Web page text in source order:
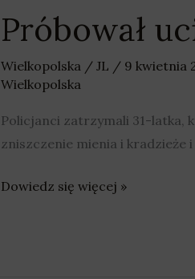
Próbował
Wielkopolska / JL / 9 kwietnia
Wielkopolska
Policjanci zatrzymali 31-latka,
zniszczenie mienia i kradzieże
Dowiedz się więcej »